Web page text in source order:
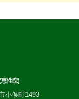
性院)
小俣町1493